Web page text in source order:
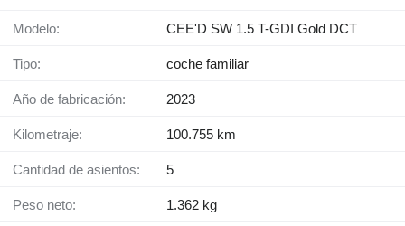
Modelo: CEE'D SW 1.5 T-GDI Gold DCT
Tipo: coche familiar
Año de fabricación: 2023
Kilometraje: 100.755 km
Cantidad de asientos: 5
Peso neto: 1.362 kg